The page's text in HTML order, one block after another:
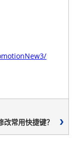
常用快捷键？